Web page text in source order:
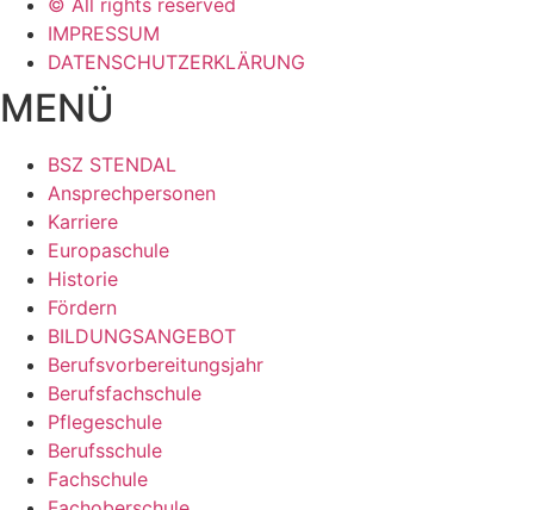
© All rights reserved
IMPRESSUM
DATENSCHUTZERKLÄRUNG
MENÜ
BSZ STENDAL
Ansprechpersonen
Karriere
Europaschule
Historie
Fördern
BILDUNGSANGEBOT
Berufsvorbereitungsjahr
Berufsfachschule
Pflegeschule
Berufsschule
Fachschule